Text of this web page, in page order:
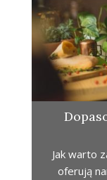
Jak warto
oferują